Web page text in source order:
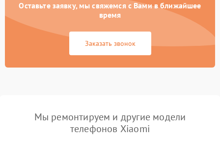
Оставьте заявку, мы свяжемся с Вами в ближайшее
время
Заказать звонок
Мы ремонтируем и другие модели
телефонов Xiaomi